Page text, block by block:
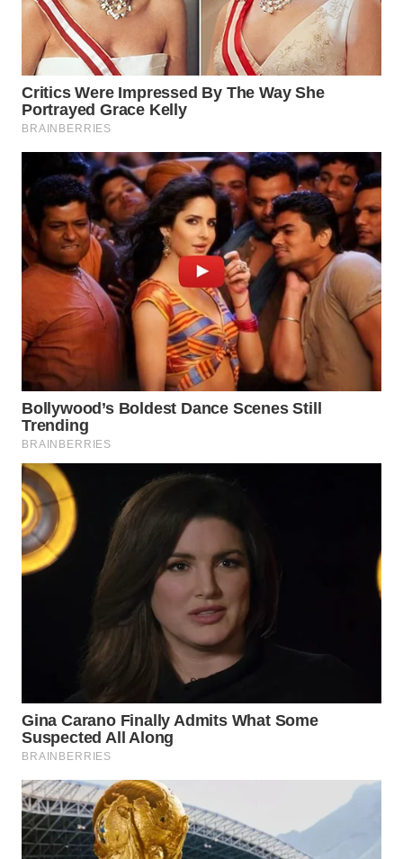
LABUHANBATU
WN
TAPANULI
TENGAH
WN DELI
SERDANG
WN
TEBING
TINGGI
PAKPAK
WN
KARAWANG
WN
BEKASI
WN
BOGOR
WN
DEPOK
WN
SAMOSIR
PADANG
LAWAS